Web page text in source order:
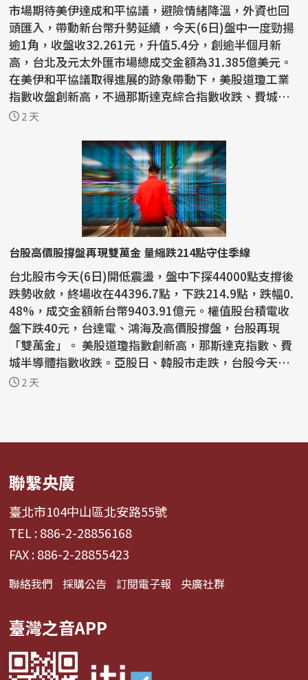
市場期待美伊達成和平協議，避險情緒降溫，外資也回
頭匯入，帶動新台幣升勢延續，今天(6日)盤中一度勁揚
逾1角，收盤收32.261元，升值5.4分，創逾半個月新
高，台北及元太外匯市場總成交金額為31.385億美元。
在美伊和平協議取得進展的跡象帶動下，美股道瓊工業
指數收盤創新高，不過那斯達克綜合指數收跌、費城半
導體...
2 天
台股高價股撐盤再現雙萬金 量縮跌214點守住季線
台北股市今天(6日)開低震盪，盤中下探44000點支撐後
跌勢收斂，終場收在44396.7點，下跌214.9點，跌幅0.
48%，成交金額新台幣9403.91億元。權值股台積電收
盤下跌40元，台達電、鴻海及高價股撐盤，台股再現
「雙萬金」。 美股道瓊指數創新高，那斯達克指數、費
城半導體指數收跌。亞股日、韓股市走跌，台股今天以4
4487點開...
2 天
聯繫央廣
臺北市104中山區北安路55號
TEL : 886-2-28856168
FAX : 886-2-28855423
聯絡我們 採購公告 訂閱電子報 央廣社群
臺灣之音APP